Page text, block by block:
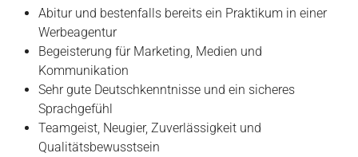
Abitur und bestenfalls bereits ein Praktikum in einer
Werbeagentur
Begeisterung für Marketing, Medien und
Kommunikation
Sehr gute Deutschkenntnisse und ein sicheres
Sprachgefühl
Teamgeist, Neugier, Zuverlässigkeit und
Qualitätsbewusstsein